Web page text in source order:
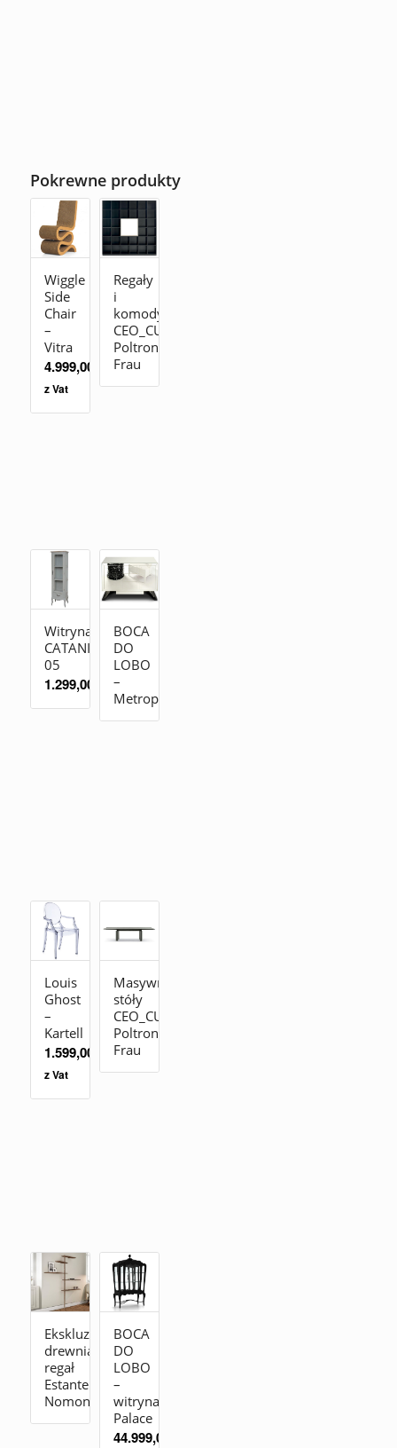
Pokrewne produkty
Wiggle
Side
Chair
–
Vitra
4.999,00
z Vat
Regały
i
komody
CEO_CUBE_CABINET
Poltrona
Frau
Witryna
CATANIA
05
1.299,00
BOCA
DO
LOBO
–
Metropolitan
Louis
Ghost
–
Kartell
1.599,00
z Vat
Masywne
stóły
CEO_CUBE_MEETING
Poltrona
Frau
Ekskluzywny
drewniany
regał
Estanteria
Nomon
BOCA
DO
LOBO
–
witryna
Palace
44.999,00